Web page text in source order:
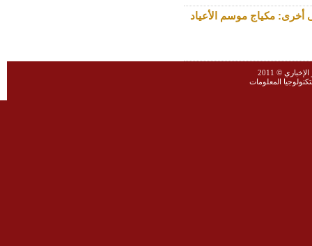
مكياج موسم الأعياد
© 2011
المعلومات